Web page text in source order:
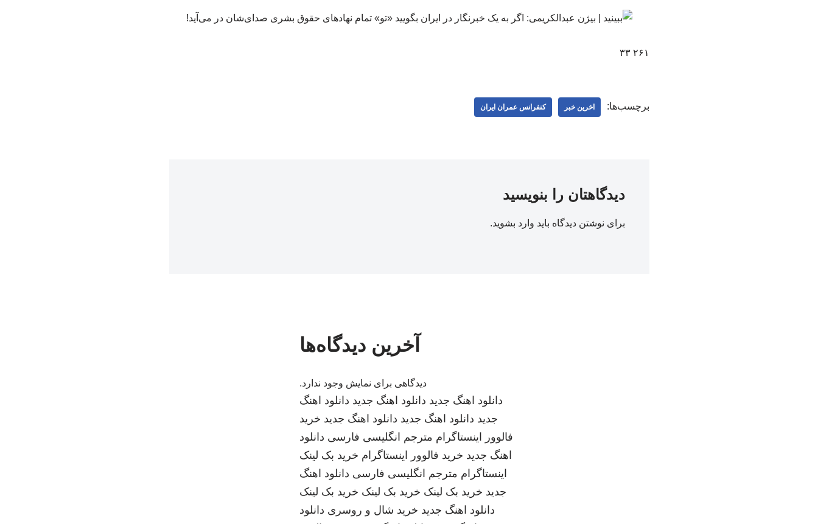
۲۶۱ ۳۳
برچسب‌ها: اخرین خبر کنفرانس عمران ایران
دیدگاهتان را بنویسید
برای نوشتن دیدگاه باید وارد بشوید.
آخرین دیدگاه‌ها
دیدگاهی برای نمایش وجود ندارد.
دانلود اهنگ جدید دانلود اهنگ جدید دانلود اهنگ
جدید دانلود اهنگ جدید دانلود اهنگ جدید خرید
فالوور اینستاگرام مترجم انگلیسی فارسی دانلود
اهنگ جدید خرید فالوور اینستاگرام خرید بک لینک
اینستاگرام مترجم انگلیسی فارسی دانلود اهنگ
جدید خرید بک لینک خرید بک لینک خرید بک لینک
دانلود اهنگ جدید خرید شال و روسری دانلود